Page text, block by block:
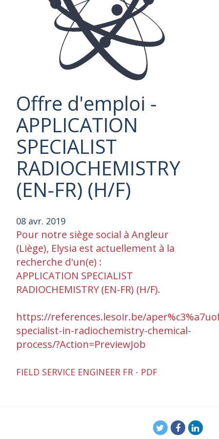
Offre d'emploi -
APPLICATION
SPECIALIST
RADIOCHEMISTRY
(EN-FR) (H/F)
08 avr. 2019
Pour notre siège social à Angleur
(Liège), Elysia est actuellement à la
recherche d'un(e) :
APPLICATION SPECIALIST
RADIOCHEMISTRY (EN-FR) (H/F).
https://references.lesoir.be/
specialist-in-radiochemistry-chemical-
process/?Action=PreviewJob
FIELD SERVICE ENGINEER FR - PDF